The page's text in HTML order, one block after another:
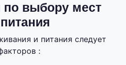
по выбору мест
и питания следует
: